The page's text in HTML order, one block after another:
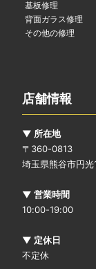
基板修理
背面ガラス修理
その他の修理
店舗情報
▼ 所在地
〒360-0813
埼玉県熊谷市円
▼ 営業時間
10:00-19:00
▼ 定休日
不定休